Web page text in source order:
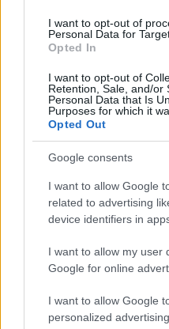
I want to opt-out of
Personal Data for
Opted In
I want to opt-out of
Retention, Sale, and/or
Personal Data that Is
Purposes for which it
Opted Out
Google consents
I want to allow Google
related to advertising
device identifiers in
I want to allow my user
Google for online
I want to allow Google
personalized advertising.
Πιο
Ο Κώστας Σαμαράς
αδελφής του,
Δολοφονία
δύο καταθέσεις
26χρονου
κινητού, η θεία
απειλητικά
«Αφιέρωσε τη
ανθρώπους που
δήλωση της
Λίζα που βρέθηκε
Η Ελένη
γιορτή του Άκη
χρόνια μου
Συνεχίζονται οι
Καρυστιανού: